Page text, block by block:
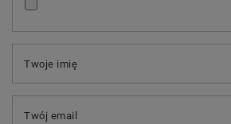
Twoje imię
Twój email